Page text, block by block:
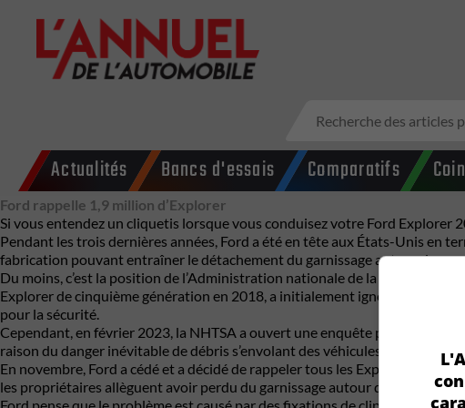
Actualités Bancs d'essais Comparatifs
Ford rappelle 1,9 million d’Explorer
Si vous entendez un cliquetis lorsque vous conduisez votre Ford Explorer
Pendant les trois dernières années, Ford a été en tête aux États-Unis en
fabrication pouvant entraîner le détachement du garnissage autour du
Du moins, c’est la position de l’Administration nationale de la sécurité
Explorer de cinquième génération en 2018, a initialement ignoré ce
pour la sécurité.
Cependant, en février 2023, la NHTSA a ouvert une enquête préliminaire
raison du danger inévitable de débris s’envolant des véhicules à grande
En novembre, Ford a cédé et a décidé de rappeler tous les Explorer de
les propriétaires allèguent avoir perdu du garnissage autour du pare-brise.